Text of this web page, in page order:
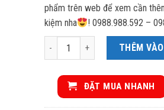
phẩm trên web để xem cần
kiệm nha
! 0988.988.592 –
Manocanh trẻ em trứng TQ đế
THÊM
ĐẶT MUA NHANH